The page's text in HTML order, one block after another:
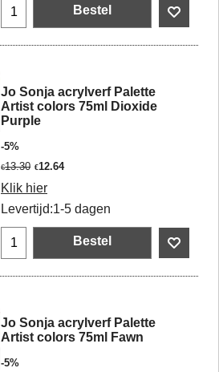
Bestel
Jo Sonja acrylverf Palette
Artist colors 75ml Dioxide
Purple
-5%
€13.30 €12.64
Klik hier
Levertijd:1-5 dagen
Bestel
Jo Sonja acrylverf Palette
Artist colors 75ml Fawn
-5%